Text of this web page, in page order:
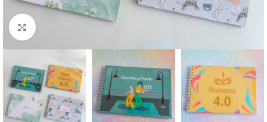
Click to enlarge